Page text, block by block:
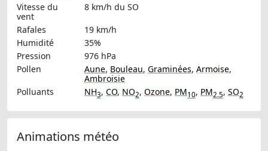
Vitesse du
vent
8 km/h du SO
Rafales
19 km/h
Humidité
35%
Pression
976 hPa
Pollen
Aune, Bouleau, Graminées, Armoise,
Ambroisie
Polluants
NH3, CO, NO2, Ozone, PM10, PM2.5, SO2
Animations météo